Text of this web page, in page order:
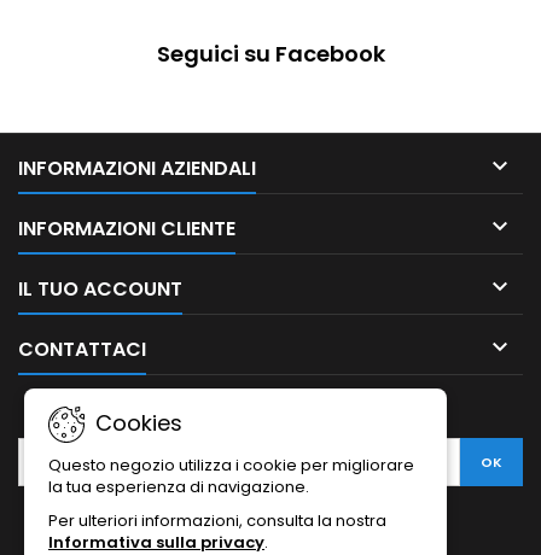
Seguici su Facebook
INFORMAZIONI AZIENDALI 
INFORMAZIONI CLIENTE 
IL TUO ACCOUNT 
CONTATTACI 
Cookies
Questo negozio utilizza i cookie per migliorare
la tua esperienza di navigazione.
Per ulteriori informazioni, consulta la nostra
Informativa sulla privacy.